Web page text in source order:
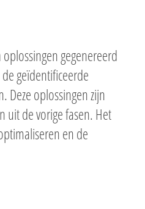
gegenereerd
geïdentificeerde
Deze oplossingen zijn
uit de vorige fasen. Het
en de